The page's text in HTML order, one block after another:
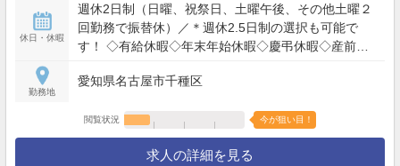
休日・休暇
週休2日制（日曜、祝祭日、土曜午後、その他土曜２
回勤務で振替休）／＊週休2.5日制の選択も可能で
す！ ◇有給休暇◇年末年始休暇◇慶弔休暇◇産前産
勤務地
愛知県名古屋市千種区
閲覧状況 今が狙い目！
求人の詳細を見る